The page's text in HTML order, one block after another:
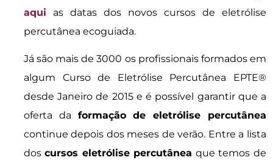
aqui as datas dos novos cursos de eletrólise
percutânea ecoguiada.
Já são mais de 3000 os profissionais formados em
algum Curso de Eletrólise Percutânea EPTE®
desde Janeiro de 2015 e é possível garantir que a
oferta da formação de eletrólise percutânea
continue depois dos meses de verão. Entre a lista
doscursos eletrólise percutânea que temos de